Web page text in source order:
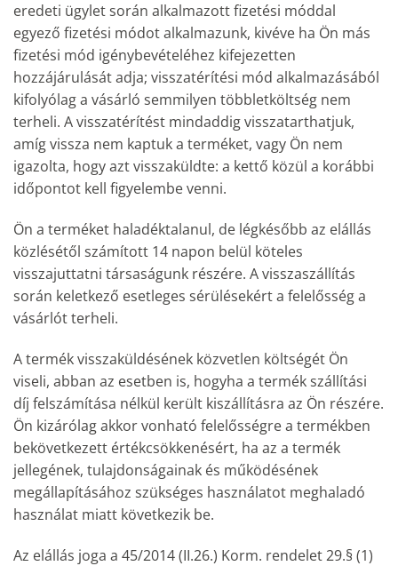
eredeti ügylet során alkalmazott fizetési móddal
egyező fizetési módot alkalmazunk, kivéve ha Ön más
fizetési mód igénybevételéhez kifejezetten
hozzájárulását adja; visszatérítési mód alkalmazásából
kifolyólag a vásárló semmilyen többletköltség nem
terheli. A visszatérítést mindaddig visszatarthatjuk,
amíg vissza nem kaptuk a terméket, vagy Ön nem
igazolta, hogy azt visszaküldte: a kettő közül a korábbi
időpontot kell figyelembe venni.
Ön a terméket haladéktalanul, de légkésőbb az elállás
közlésétől számított 14 napon belül köteles
visszajuttatni társaságunk részére. A visszaszállítás
során keletkező esetleges sérülésekért a felelősség a
vásárlót terheli.
A termék visszaküldésének közvetlen költségét Ön
viseli, abban az esetben is, hogyha a termék szállítási
díj felszámítása nélkül került kiszállításra az Ön részére.
Ön kizárólag akkor vonható felelősségre a termékben
bekövetkezett értékcsökkenésért, ha az a termék
jellegének, tulajdonságainak és működésének
megállapításához szükséges használatot meghaladó
használat miatt következik be.
Az elállás joga a 45/2014 (II.26.) Korm. rendelet 29.§ (1)